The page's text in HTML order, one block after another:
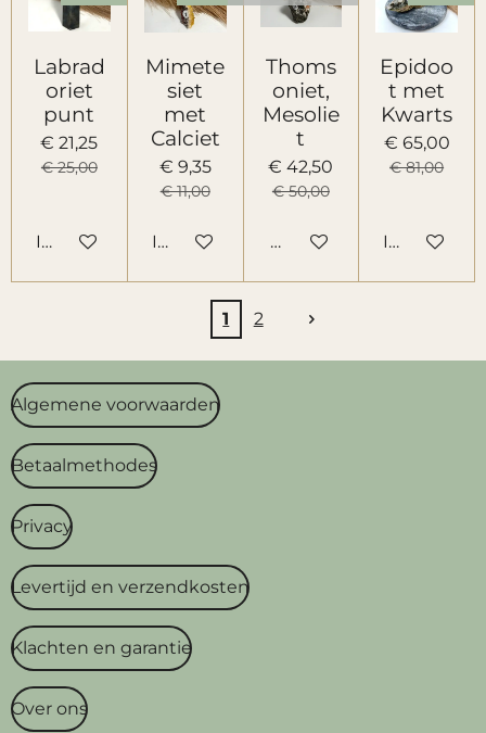
Labrad
oriet
punt
€ 21,25
€ 25,00
In winkelwagen
Mimete
siet
met
Calciet
€ 9,35
€ 11,00
In winkelwagen
Thoms
oniet,
Mesolie
t
€ 42,50
€ 50,00
Houd mij op de hoogte
Epidoo
t met
Kwarts
€ 65,00
€ 81,00
In
1 2
Algemene voorwaarden
Betaalmethodes
Privacy
Levertijd en verzendkosten
Klachten en garantie
Over ons